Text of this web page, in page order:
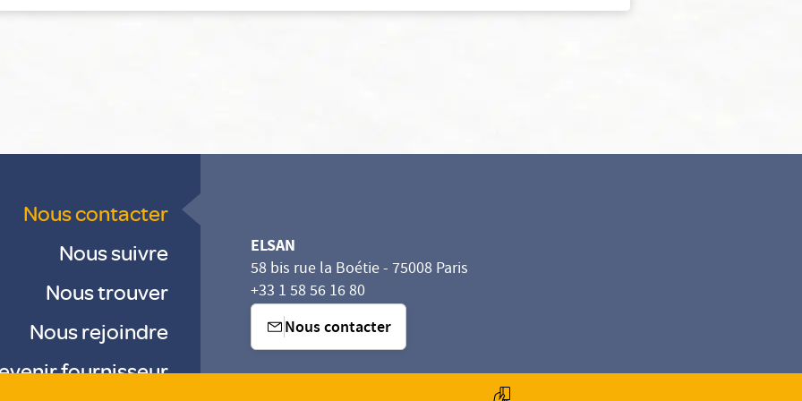
Nous contacter
Nous suivre
Nous trouver
Nous rejoindre
fournisseur
ELSAN
58 bis rue la Boétie - 75008 Paris
+33 1 58 56 16 80
Nous contacter